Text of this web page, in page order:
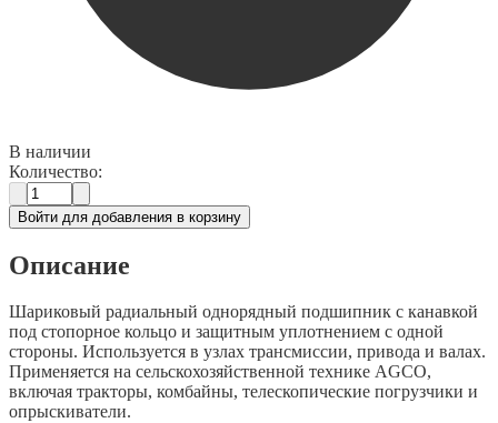
В наличии
Количество:
Войти для добавления в корзину
Описание
Шариковый радиальный однорядный подшипник с канавкой
под стопорное кольцо и защитным уплотнением с одной
стороны. Используется в узлах трансмиссии, привода и валах.
Применяется на сельскохозяйственной технике AGCO,
включая тракторы, комбайны, телескопические погрузчики и
опрыскиватели.